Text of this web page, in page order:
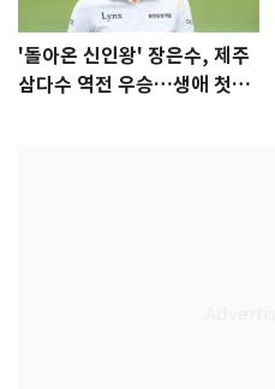
'돌아온 신인왕' 장은수, 제주
삼다수 역전 우승…생애 첫승